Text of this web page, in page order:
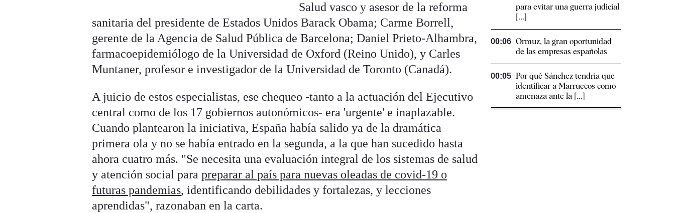
Salud vasco y asesor de la reforma
sanitaria del presidente de Estados Unidos Barack Obama; Carme Borrell,
gerente de la Agencia de Salud Pública de Barcelona; Daniel Prieto-Alhambra,
farmacoepidemiólogo de la Universidad de Oxford (Reino Unido), y Carles
Muntaner, profesor e investigador de la Universidad de Toronto (Canadá).
A juicio de estos especialistas, ese chequeo -tanto a la actuación del Ejecutivo
central como de los 17 gobiernos autonómicos- era 'urgente' e inaplazable.
Cuando plantearon la iniciativa, España había salido ya de la dramática
primera ola y no se había entrado en la segunda, a la que han sucedido hasta
ahora cuatro más. "Se necesita una evaluación integral de los sistemas de salud
y atención social parapreparar al país para nuevas oleadas de covid-19 o
futuras pandemias, identificando debilidades y fortalezas, y lecciones
aprendidas", razonaban en la carta.
para evitar una guerra judicial
[...]
00:06 Ormuz, la gran oportunidad
de las empresas españolas
00:05 Por qué Sánchez tendría que
identificar a Marruecos como
amenaza ante la [...]